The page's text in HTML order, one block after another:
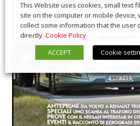
This Website uses cookies, small text
site on the computer or mobile device,
collect some information that the user
directly. Cookie Policy
ACCEPT
Cookie